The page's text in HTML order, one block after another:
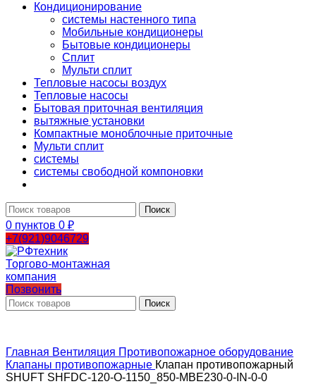
Кондиционирование
системы настенного типа
Мобильные кондиционеры
Бытовые кондиционеры
Сплит
Мульти сплит
Тепловые насосы воздух
Тепловые насосы
Бытовая приточная вентиляция
вытяжные установки
Компактные моноблочные приточные
Мульти сплит
системы
системы свободной компоновки
Поиск
0 пунктов 0 ₽
+7(921)9046729
Позвонить
Поиск
Главная Вентиляция Противопожарное оборудование
Клапаны противопожарные Клапан противопожарный
SHUFT SHFDC-120-O-1150_850-MBE230-0-IN-0-0